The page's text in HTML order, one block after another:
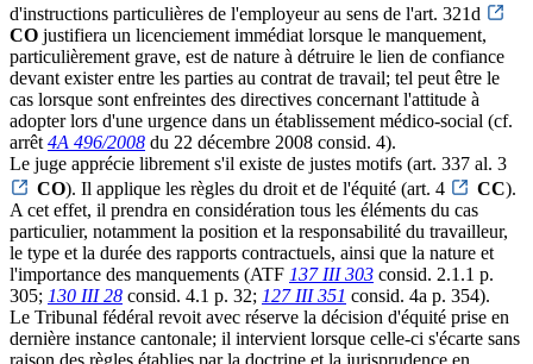
d'instructions particulières de l'employeur au sens de l'art. 321d
CO justifiera un licenciement immédiat lorsque le manquement,
particulièrement grave, est de nature à détruire le lien de confiance
devant exister entre les parties au contrat de travail; tel peut être le
cas lorsque sont enfreintes des directives concernant l'attitude à
adopter lors d'une urgence dans un établissement médico-social (cf.
arrêt 4A 496/2008 du 22 décembre 2008 consid. 4).
Le juge apprécie librement s'il existe de justes motifs (art. 337 al. 3
CO). Il applique les règles du droit et de l'équité (art. 4 CC).
A cet effet, il prendra en considération tous les éléments du cas
particulier, notamment la position et la responsabilité du travailleur,
le type et la durée des rapports contractuels, ainsi que la nature et
l'importance des manquements (ATF 137 III 303 consid. 2.1.1 p.
305; 130 III 28 consid. 4.1 p. 32; 127 III 351 consid. 4a p. 354).
Le Tribunal fédéral revoit avec réserve la décision d'équité prise en
dernière instance cantonale; il intervient lorsque celle-ci s'écarte sans
raison des règles établies par la doctrine et la jurisprudence en